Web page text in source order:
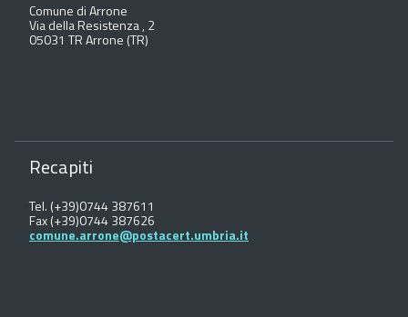
Comune di Arrone
Via della Resistenza , 2
05031 TR Arrone (TR)
Recapiti
Tel. (+39)0744 387611
Fax (+39)0744 387626
comune.arrone@postacert.umbria.it